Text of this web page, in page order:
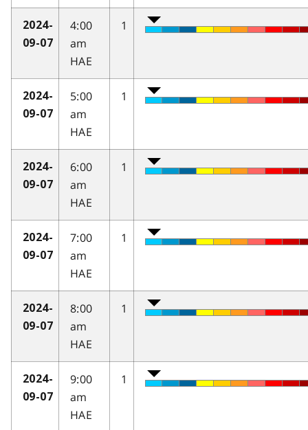
2024-
09-07
4:00
am
HAE
1
2024-
09-07
5:00
am
HAE
1
2024-
09-07
6:00
am
HAE
1
2024-
09-07
7:00
am
HAE
1
2024-
09-07
8:00
am
HAE
1
2024-
09-07
9:00
am
HAE
1